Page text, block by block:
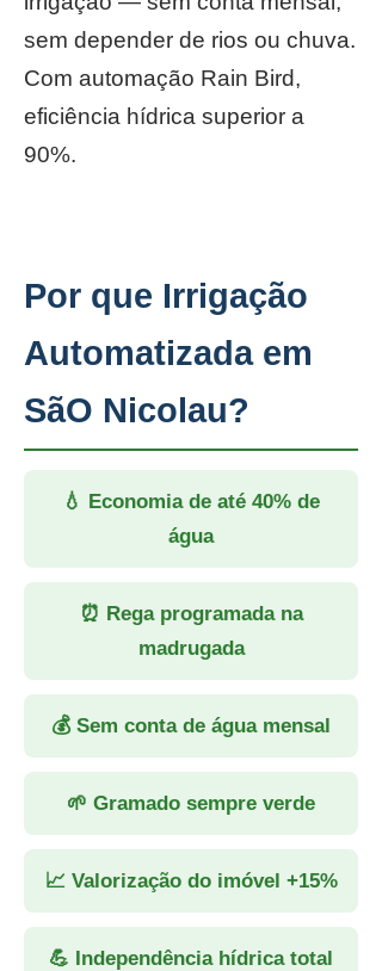
sem depender de rios ou chuva.
Com automação Rain Bird,
eficiência hídrica superior a
90%.
Por que Irrigação
Automatizada em
SãO Nicolau?
💧 Economia de até 40% de
água
⏰ Rega programada na
madrugada
💰 Sem conta de água mensal
🌱 Gramado sempre verde
📈 Valorização do imóvel +15%
💪 Independência hídrica total